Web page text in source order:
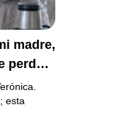
madre,
perdón
la
esta